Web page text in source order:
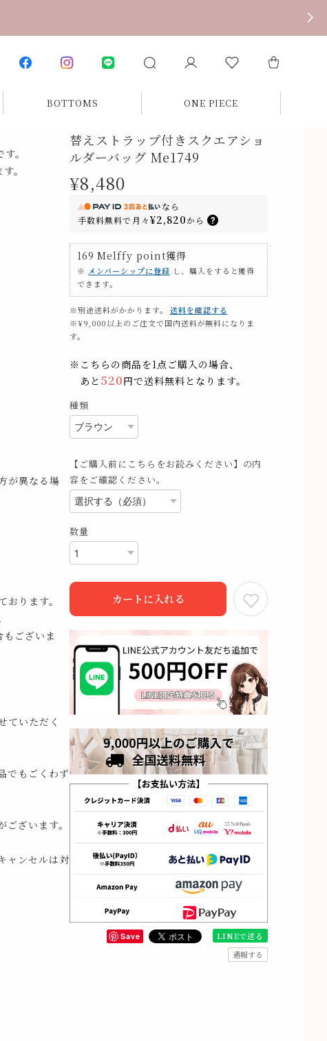
BOTTOMS ONE PIECE
。
。
が異なる場
ります。
ございま
ていただく
でもごくわず
ざいます。
ャンセルは対
替えストラップ付きスクエアショ
ルダーバッグ Me1749
¥8,480
なら
手数料無料で 月々¥2,820から
169 Melffy point獲得
※ メンバーシップに登録 し、購入をすると獲得
できます。
※別途送料がかかります。
送料を確認する
※¥9,000以上のご注文で国内送料が無料になりま
す。
※こちらの商品を1点ご購入の場合、
あと 520円で送料無料となります。
種類
【ご購入前にこちらをお読みください】の内
容をご確認ください。
数量
カートに入れる
Save
LINEで送る
通報する